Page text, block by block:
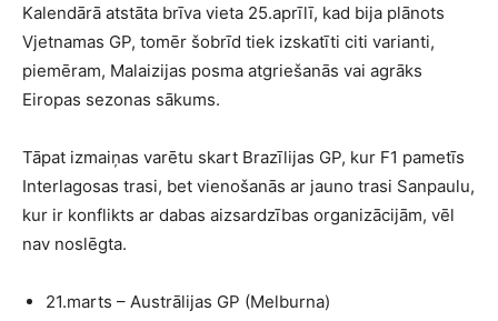
Kalendārā atstāta brīva vieta 25.aprīlī, kad bija plānots
Vjetnamas GP, tomēr šobrīd tiek izskatīti citi varianti,
piemēram, Malaizijas posma atgriešanās vai agrāks
Eiropas sezonas sākums.
Tāpat izmaiņas varētu skart Brazīlijas GP, kur F1 pametīs
Interlagosas trasi, bet vienošanās ar jauno trasi Sanpaulu,
kur ir konflikts ar dabas aizsardzības organizācijām, vēl
nav noslēgta.
21.marts – Austrālijas GP (Melburna)